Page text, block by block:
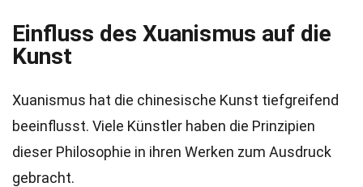
Einfluss des Xuanismus auf die
Kunst
Xuanismus hat die chinesische Kunst tiefgreifend
beeinflusst. Viele Künstler haben die Prinzipien
dieser Philosophie in ihren Werken zum Ausdruck
gebracht.